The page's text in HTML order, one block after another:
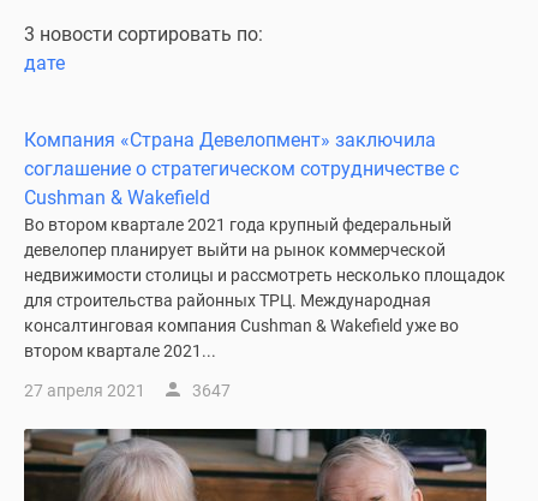
Специальные
предложения
Продавцы
застройщики
Панорамы
новостроек
Видеообзор
новостроек
Экспертиза
Экология
Москвы
Подмосковья
3 новости сортировать по:
дате
Компания «Страна Девелопмент» заключила
соглашение о стратегическом сотрудничестве с
Cushman & Wakefield
Во втором квартале 2021 года крупный федеральный
девелопер планирует выйти на рынок коммерческой
недвижимости столицы и рассмотреть несколько площадок
для строительства районных ТРЦ. Международная
консалтинговая компания Cushman & Wakefield уже во
втором квартале 2021...
27 апреля 2021 3647